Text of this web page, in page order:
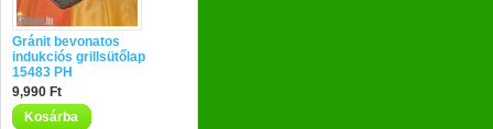
Gránit bevonatos
indukciós grillsütőlap
15483 PH
9,990 Ft
Kosárba